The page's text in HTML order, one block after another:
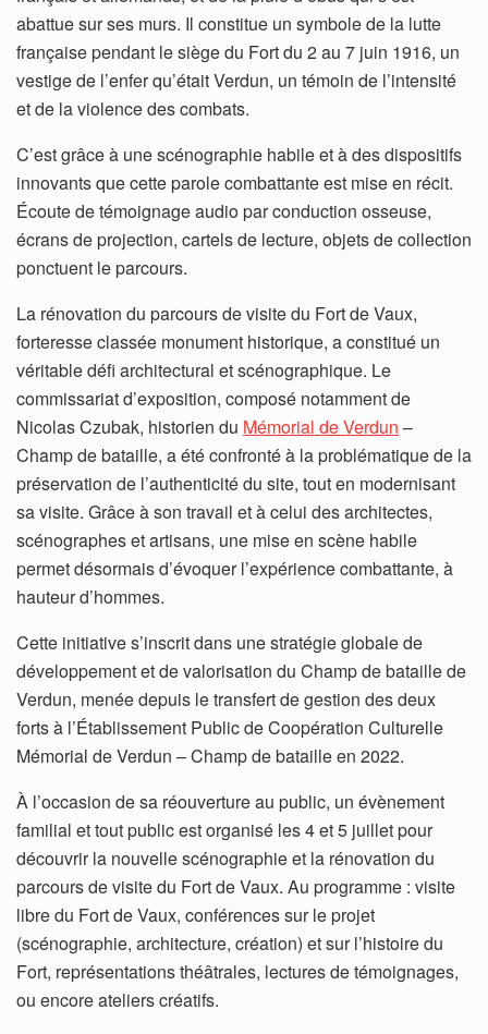
abattue sur ses murs. Il constitue un symbole de la lutte
française pendant le siège du Fort du 2 au 7 juin 1916, un
vestige de l’enfer qu’était Verdun, un témoin de l’intensité
et de la violence des combats.
C’est grâce à une scénographie habile et à des dispositifs
innovants que cette parole combattante est mise en récit.
Écoute de témoignage audio par conduction osseuse,
écrans de projection, cartels de lecture, objets de collection
ponctuent le parcours.
La rénovation du parcours de visite du Fort de Vaux,
forteresse classée monument historique, a constitué un
véritable défi architectural et scénographique. Le
commissariat d’exposition, composé notamment de
Nicolas Czubak, historien du Mémorial de Verdun –
Champ de bataille, a été confronté à la problématique de la
préservation de l’authenticité du site, tout en modernisant
sa visite. Grâce à son travail et à celui des architectes,
scénographes et artisans, une mise en scène habile
permet désormais d’évoquer l’expérience combattante, à
hauteur d’hommes.
Cette initiative s’inscrit dans une stratégie globale de
développement et de valorisation du Champ de bataille de
Verdun, menée depuis le transfert de gestion des deux
forts à l’Établissement Public de Coopération Culturelle
Mémorial de Verdun – Champ de bataille en 2022.
À l’occasion de sa réouverture au public, un évènement
familial et tout public est organisé les 4 et 5 juillet pour
découvrir la nouvelle scénographie et la rénovation du
parcours de visite du Fort de Vaux. Au programme : visite
libre du Fort de Vaux, conférences sur le projet
(scénographie, architecture, création) et sur l’histoire du
Fort, représentations théâtrales, lectures de témoignages,
ou encore ateliers créatifs.